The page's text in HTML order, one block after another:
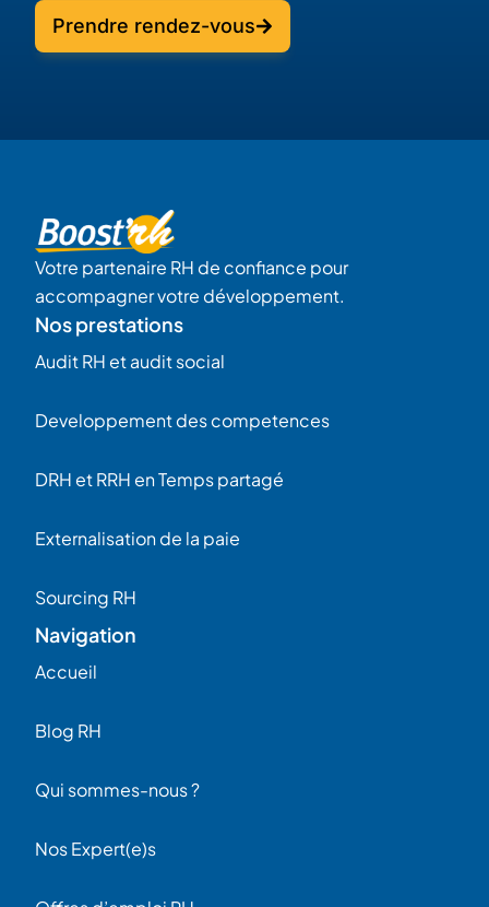
Prendre rendez-vous
Votre partenaire RH de confiance pour
accompagner votre développement.
Nos prestations
Audit RH et audit social
Developpement des competences
DRH et RRH en Temps partagé
Externalisation de la paie
Sourcing RH
Navigation
Accueil
Blog RH
Qui sommes-nous ?
Nos Expert(e)s